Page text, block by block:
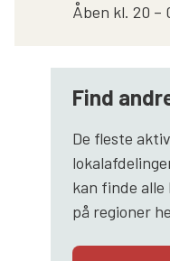
Åben kl. 20 –
Find
De fleste
kan finde
på regioner